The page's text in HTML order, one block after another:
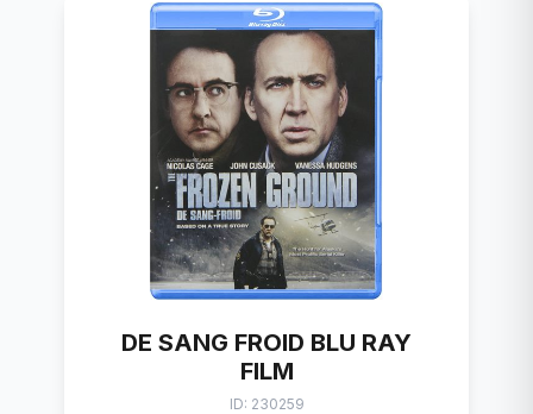
DE SANG FROID BLU RAY
FILM
ID: 230259